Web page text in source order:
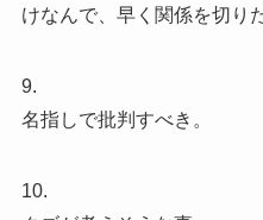
けなんで、早く関係を切り
9.
名指しで批判すべき。
10.